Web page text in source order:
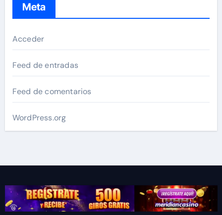
Meta
Acceder
Feed de entradas
Feed de comentarios
WordPress.org